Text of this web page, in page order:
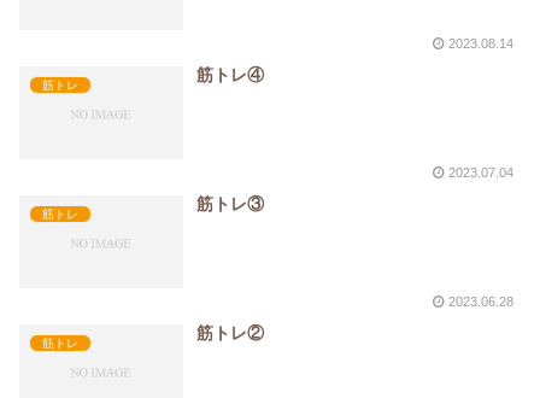
2023.08.14
筋トレ
筋トレ④
2023.07.04
筋トレ
筋トレ③
2023.06.28
筋トレ
筋トレ②